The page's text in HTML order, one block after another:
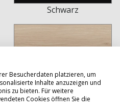
Schwarz
Besucherdaten platzieren, um
Inhalte anzuzeigen und
zu bieten. Für weitere
Cookies öffnen Sie die